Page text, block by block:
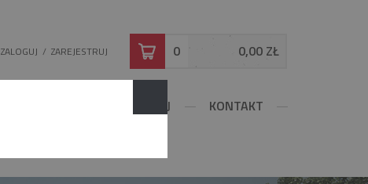
ZALOGUJ /ZAREJESTRUJ 0 0,00 ZŁ
KONFIGURUJ KONTAKT